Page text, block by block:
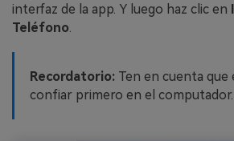
interfaz de la app. Y luego haz clic en
Teléfono
Recordatorio: Ten en cuenta
confiar primero en el computador.